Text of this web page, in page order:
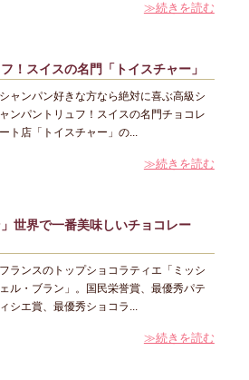
≫続きを読む
！スイスの名門「トイスチャー」
シャンパン好きな方なら絶対に喜ぶ高級シ
ャンパントリュフ！スイスの名門チョコレ
ート店「トイスチャー」の...
≫続きを読む
」世界で一番美味しいチョコレー
フランスのトップショコラティエ「ミッシ
ェル・ブラン」。国民栄誉賞、最優秀パテ
ィシエ賞、最優秀ショコラ...
≫続きを読む